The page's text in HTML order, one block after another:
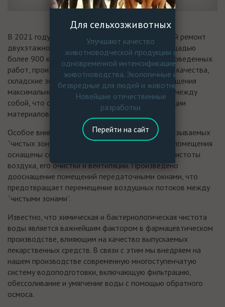
В 2021 году нами был осуществлен капитальный ремонт
двухэтажного производственного корпуса площадью
более 900 квадратных метров. В результате проведенных
работ, производственная среда, зоны контроля качества,
складские зоны, а также вспомогательные помещения
максимально изолированы от внешней среды и между
собой, что сводит к минимуму риски контаминации
материалов и продукции.
Особое внимание уделено соответствию так называемых
“чистых зон” требованиям стандарта GMP. Эти помещения
оснащены современными системами контроля чистоты
воздуха, его очистки и вентиляции. Произведено
дооснащение помещений передаточными окнами, что
предотвращает перемещение воздушных потоков между
“чистыми зонами”.
Известно, что химическая и бактериологическая чистота
воды является важнейшим фактором в фармацевтическом
производстве, влияющим на качество выпускаемых
лекарственных средств. В связи с этим мы внедряем на
нашем производстве современную многоступенчатую
систему водоподготовки, включающую фильтрацию,
обессоливание и умягчение воды с помощью обратного
осмоса.
Для сельхозживотных
Улучшают качество
животноводческой продукции с
одновременной интенсификацией
животноводства. Экологичные и
безвредные для людей и животных.
Новейшие отечественные
разработки
Перейти на сайт